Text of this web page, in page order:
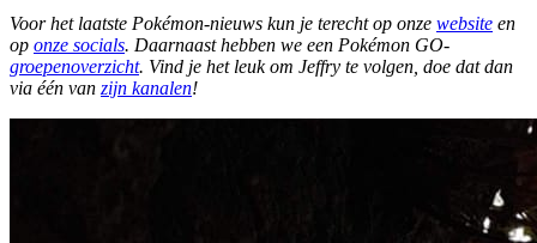
Voor het laatste Pokémon-nieuws kun je terecht op onze website en
op onze socials. Daarnaast hebben we een Pokémon GO-
groepenoverzicht. Vind je het leuk om Jeffry te volgen, doe dat dan
via één van zijn kanalen!